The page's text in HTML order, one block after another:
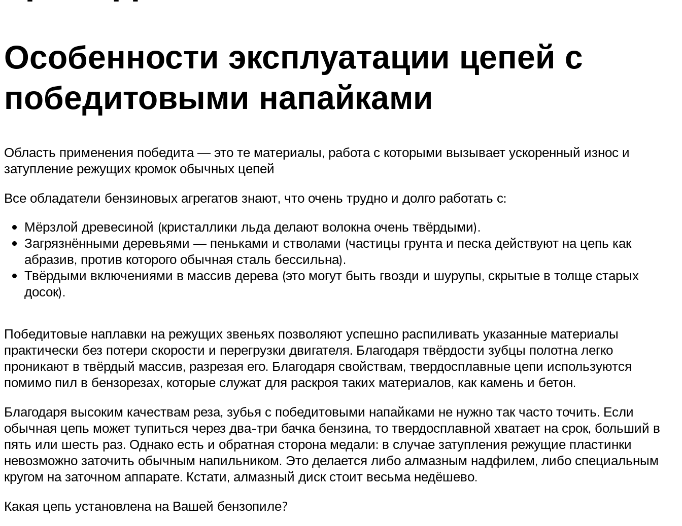
Особенности эксплуатации цепей с
победитовыми напайками
Область применения победита — это те материалы, работа с которыми вызывает ускоренный износ и
затупление режущих кромок обычных цепей
Все обладатели бензиновых агрегатов знают, что очень трудно и долго работать с:
Мёрзлой древесиной (кристаллики льда делают волокна очень твёрдыми).
Загрязнёнными деревьями — пеньками и стволами (частицы грунта и песка действуют на цепь как
абразив, против которого обычная сталь бессильна).
Твёрдыми включениями в массив дерева (это могут быть гвозди и шурупы, скрытые в толще старых
досок).
Победитовые наплавки на режущих звеньях позволяют успешно распиливать указанные материалы
практически без потери скорости и перегрузки двигателя. Благодаря твёрдости зубцы полотна легко
проникают в твёрдый массив, разрезая его. Благодаря свойствам, твердосплавные цепи используются
помимо пил в бензорезах, которые служат для раскроя таких материалов, как камень и бетон.
Благодаря высоким качествам реза, зубья с победитовыми напайками не нужно так часто точить. Если
обычная цепь может тупиться через два-три бачка бензина, то твердосплавной хватает на срок, больший в
пять или шесть раз. Однако есть и обратная сторона медали: в случае затупления режущие пластинки
невозможно заточить обычным напильником. Это делается либо алмазным надфилем, либо специальным
кругом на заточном аппарате. Кстати, алмазный диск стоит весьма недёшево.
Какая цепь установлена на Вашей бензопиле?